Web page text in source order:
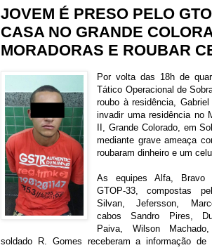
JOVEM É PRESO PELO
CASA NO GRANDE
MORADORAS E ROUBAR
Por volta das 18h de
Tático Operacional de
roubo à residência,
invadir uma residência no
II, Grande Colorado, em
mediante grave ameaça
roubaram dinheiro e um
As equipes Alfa, Bravo
GTOP-33, compostas
Silvan, Jefersson,
cabos Sandro Pires,
Paiva, Wilson
soldado R. Gomes receberam a informação de